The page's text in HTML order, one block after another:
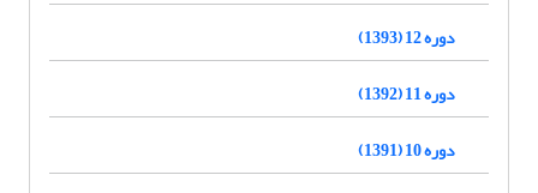
دوره 12 (1393)
دوره 11 (1392)
دوره 10 (1391)